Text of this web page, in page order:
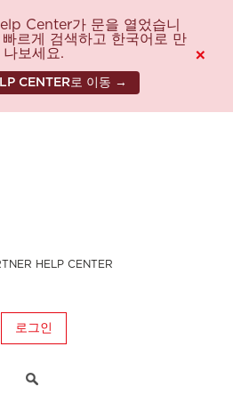
Center가 문을 열었습니
르게 검색하고 한국어로 만
나보세요.
CENTER로 이동 →
×
HELP CENTER
로그인